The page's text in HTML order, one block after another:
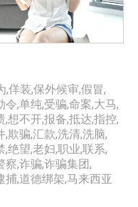
,佯装,保外候审,假冒,
令,单纯,受骗,命案,大马,
,想不开,报备,抵达,指控,
,欺骗,汇款,洗清,洗脑,
,绝望,老妇,职业,联系,
察,诈骗,诈骗集团,
捕,道德绑架,马来西亚